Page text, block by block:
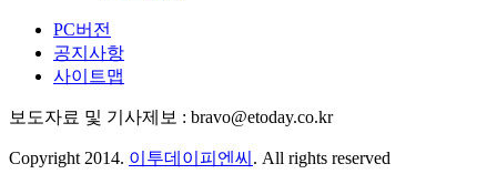
PC버전
공지사항
사이트맵
보도자료 및 기사제보 : bravo@etoday.co.kr
Copyright 2014. 이투데이피엔씨 . All rights reserved